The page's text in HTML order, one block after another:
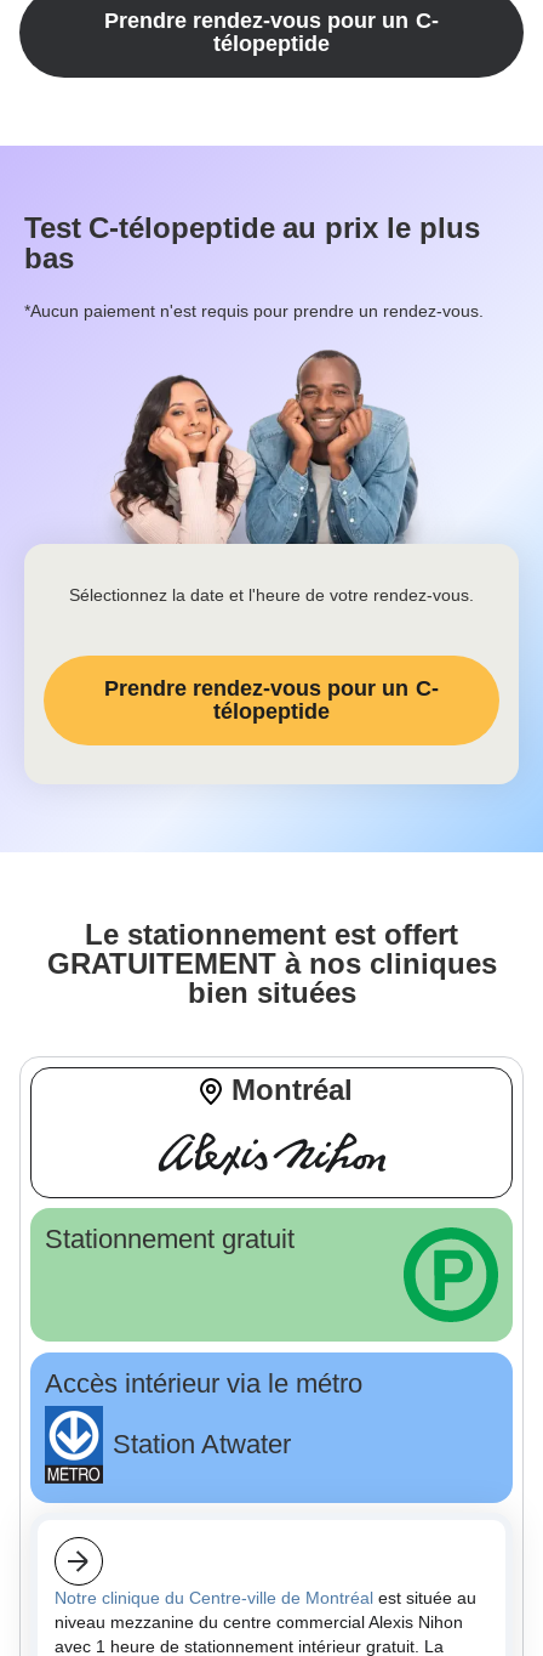
Prendre rendez-vous pour un C-
télopeptide
Test C-télopeptide au prix le plus
bas
*Aucun paiement n'est requis pour prendre un rendez-vous.
Sélectionnez la date et l'heure de votre rendez-vous.
Prendre rendez-vous pour un C-
télopeptide
Le stationnement est offert
GRATUITEMENT à nos cliniques
bien situées
Montréal
Stationnement gratuit
Accès intérieur via le métro
Station Atwater
Notre clinique du Centre-ville de Montréal est située au
niveau mezzanine du centre commercial Alexis Nihon
avec 1 heure de stationnement intérieur gratuit. La